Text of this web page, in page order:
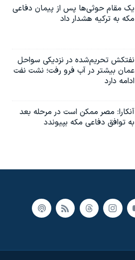
یک مقام حوثی‌ها پس از پیمان دفاعی
مکه به ترکیه هشدار داد
نفتکش تحریم‌شده در نزدیکی سواحل
عمان بیشتر در آب فرو رفت؛ نشت نفت
ادامه دارد
آنکارا: مصر ممکن است در مرحله بعد
به توافق دفاعی مکه بپیوندد